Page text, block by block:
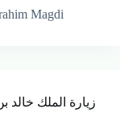
Magdi
زيارة الملك خالد